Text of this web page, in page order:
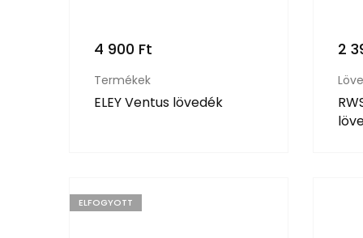
4 900 Ft
Termékek
ELEY Ventus lövedék
2
ELFOGYOTT